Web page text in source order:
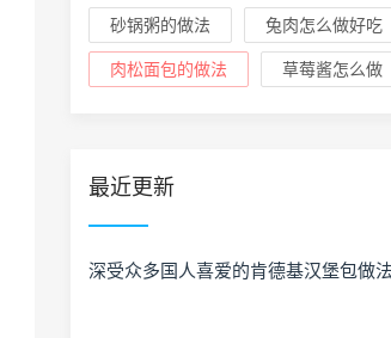
砂锅粥的做法 兔肉怎么做好吃
肉松面包的做法 草莓酱怎么做
最近更新
深受众多国人喜爱的肯德基汉堡包做